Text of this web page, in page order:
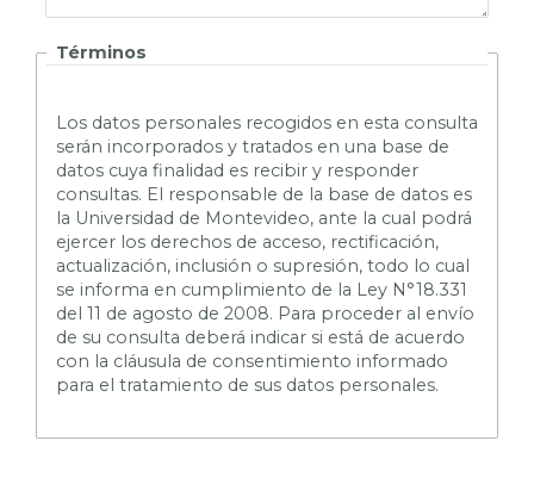
Términos
Los datos personales recogidos en esta consulta
serán incorporados y tratados en una base de
datos cuya finalidad es recibir y responder
consultas. El responsable de la base de datos es
la Universidad de Montevideo, ante la cual podrá
ejercer los derechos de acceso, rectificación,
actualización, inclusión o supresión, todo lo cual
se informa en cumplimiento de la Ley N°18.331
del 11 de agosto de 2008. Para proceder al envío
de su consulta deberá indicar si está de acuerdo
con la cláusula de consentimiento informado
para el tratamiento de sus datos personales.